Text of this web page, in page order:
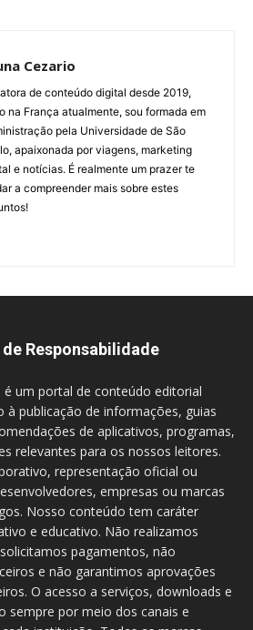
Cezario
de conteúdo digital desde 2019,
na França atualmente, sou formada em
pela Universidade de São
apaixonada por viagens, marketing
e notícias. É realmente um prazer te
a compreender mais sobre estes
Responsabilidade
é um portal de conteúdo editorial
à publicação de informações, guias
de aplicativos, programas,
relevantes para os nossos leitores.
representação oficial ou
empresas ou marcas
Nosso conteúdo tem caráter
e educativo. Não realizamos
pagamentos, não
e não garantimos aprovações
O acesso a serviços, downloads e
sempre por meio dos canais e